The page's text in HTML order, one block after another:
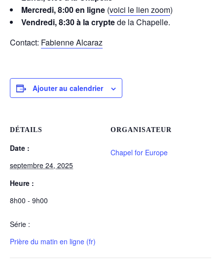
Mercredi, 8:00 en ligne (voici le lien zoom)
Vendredi, 8:30 à la cryptede la Chapelle.
Contact: Fabienne Alcaraz
Ajouter au calendrier
DÉTAILS
Date :
septembre 24, 2025
Heure :
8h00 - 9h00
Série :
Prière du matin en ligne (fr)
ORGANISATEUR
Chapel for Europe